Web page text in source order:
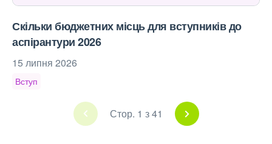
Скільки бюджетних місць для вступників до
аспірантури 2026
15 липня 2026
Вступ
Стор. 1 з 41